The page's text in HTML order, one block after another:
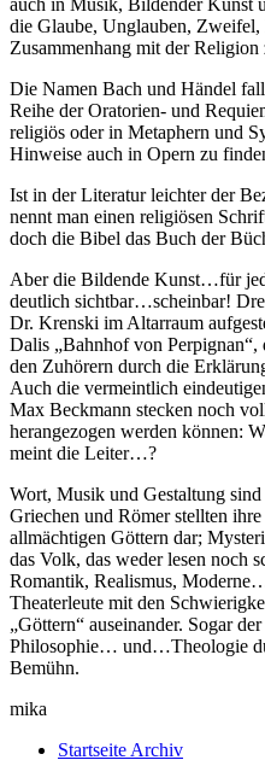
die Glaube, Unglauben,
Zusammenhang mit der Religion
Die Namen Bach und Händel
Reihe der Oratorien- und
religiös oder in Metaphern und
Hinweise auch in Opern zu
Ist in der Literatur leichter der
nennt man einen religiösen
doch die Bibel das Buch der
Aber die Bildende Kunst…für
deutlich sichtbar…scheinbar!
Dr. Krenski im Altarraum
Dalis „Bahnhof von Perpignan“,
den Zuhörern durch die
Auch die vermeintlich
Max Beckmann stecken noch
herangezogen werden können:
meint die Leiter…?
Wort, Musik und Gestaltung
Griechen und Römer stellten
allmächtigen Göttern dar;
das Volk, das weder lesen noch
Romantik, Realismus,
Theaterleute mit den
„Göttern“ auseinander. Sogar
Philosophie… und…Theologie
Bemühn.
mika
Startseite Archiv